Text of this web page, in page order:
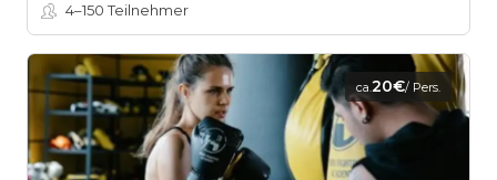
4–150Teilnehmer
ca.20€/ Pers.